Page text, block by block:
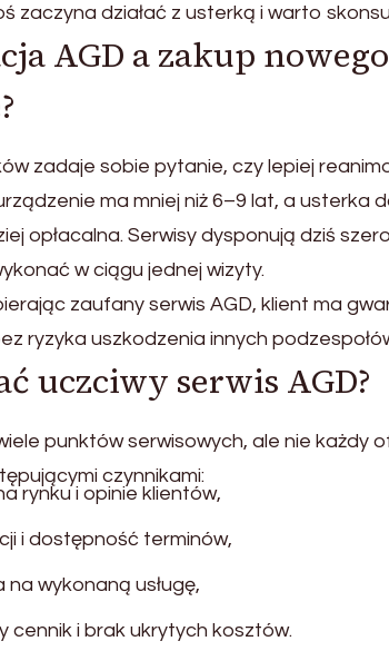
zaczyna działać z usterką i warto
AGD a zakup
zadaje sobie pytanie, czy lepiej
ma mniej niż 6–9 lat, a
opłacalna. Serwisy dysponują dziś
w ciągu jednej wizyty.
zaufany serwis AGD, klient ma
ryzyka uszkodzenia innych
uczciwy serwis AGD?
punktów serwisowych, ale nie każdy
czynnikami:
rynku i opinie klientów,
i dostępność terminów,
na wykonaną usługę,
cennik i brak ukrytych kosztów.